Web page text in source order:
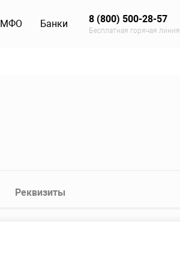
МФО Банки 8 (800) 500-28-57
Бесплатная горячая линия
Реквизиты